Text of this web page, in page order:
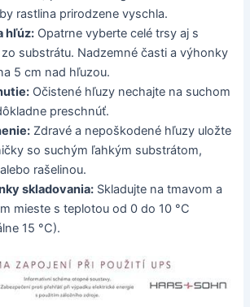
rastlina prirodzene vyschla.
hľúz: Opatrne vyberte celé trsy aj s
substrátu. Nadzemné časti a výhonky
5 cm nad hľuzou.
Očistené hľuzy nechajte na suchom
preschnúť.
Zdravé a nepoškodené hľuzy uložte
so suchým ľahkým substrátom,
rašelinou.
skladovania: Skladujte na tmavom a
mieste s teplotou od 0 do 10 °C
15 °C).